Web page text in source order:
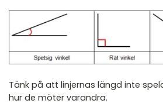
Tänk på att linjernas längd inte
hur de möter varandra.
Tal
De
6
KUL